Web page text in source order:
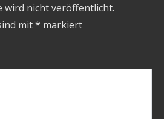
wird nicht veröffentlicht.
mit* markiert